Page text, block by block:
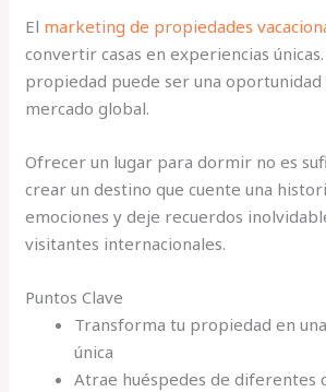
El marketing de propiedades
convertir casas en experiencias
propiedad puede ser una
mercado global.
Ofrecer un lugar para dormir no es
crear un destino que cuente una
emociones y deje recuerdos
visitantes internacionales.
Puntos Clave
Transforma tu propiedad en
única
Atrae huéspedes de diferentes